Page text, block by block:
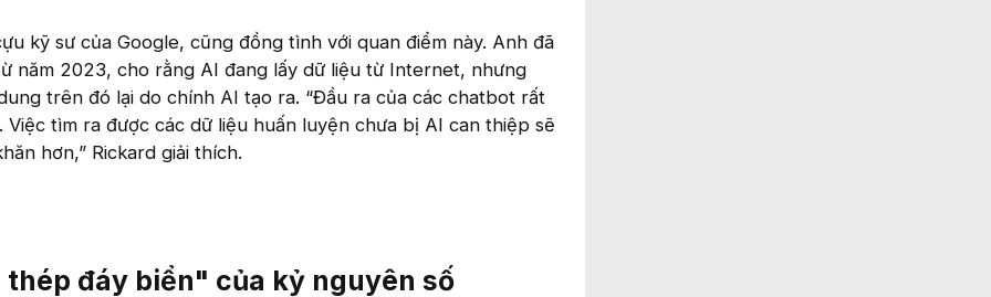
kỹ sư của Google, cũng đồng tình với quan điểm này. Anh đã
năm 2023, cho rằng AI đang lấy dữ liệu từ Internet, nhưng
trên đó lại do chính AI tạo ra. “Đầu ra của các chatbot rất
tìm ra được các dữ liệu huấn luyện chưa bị AI can thiệp sẽ
hơn,” Rickard giải thích.
đáy biển" của kỷ nguyên số